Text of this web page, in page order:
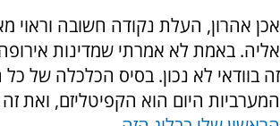
אכן אהרון, העלת נקודה חשובה וראוי
אליה. באמת לא אמרתי שמדינות אירופה
זה בוודאי לא נכון. בסיס הכלכלה של כל
המערביות היום הוא הקפיטליזם, ואת